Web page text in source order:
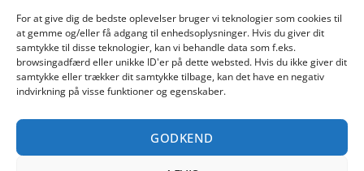
For at give dig de bedste oplevelser bruger vi teknologier som cookies til
at gemme og/eller få adgang til enhedsoplysninger. Hvis du giver dit
samtykke til disse teknologier, kan vi behandle data som f.eks.
browsingadfærd eller unikke ID'er på dette websted. Hvis du ikke giver dit
samtykke eller trækker dit samtykke tilbage, kan det have en negativ
indvirkning på visse funktioner og egenskaber.
GODKEND
Kategorier
Læs vores guide til online shopping
PayPal Stripe
On